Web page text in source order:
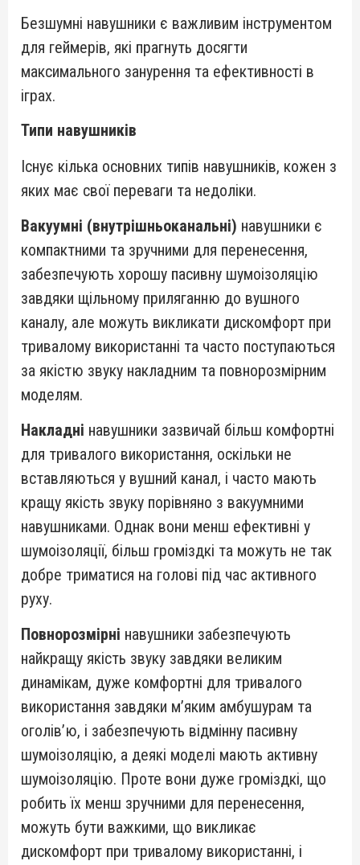
Безшумні навушники є важливим інструментом
для геймерів, які прагнуть досягти
максимального занурення та ефективності в
іграх.
Типи навушників
Існує кілька основних типів навушників, кожен з
яких має свої переваги та недоліки.
Вакуумні (внутрішньоканальні) навушники є
компактними та зручними для перенесення,
забезпечують хорошу пасивну шумоізоляцію
завдяки щільному приляганню до вушного
каналу, але можуть викликати дискомфорт при
тривалому використанні та часто поступаються
за якістю звуку накладним та повнорозмірним
моделям.
Накладні навушники зазвичай більш комфортні
для тривалого використання, оскільки не
вставляються у вушний канал, і часто мають
кращу якість звуку порівняно з вакуумними
навушниками. Однак вони менш ефективні у
шумоізоляції, більш громіздкі та можуть не так
добре триматися на голові під час активного
руху.
Повнорозмірні навушники забезпечують
найкращу якість звуку завдяки великим
динамікам, дуже комфортні для тривалого
використання завдяки м’яким амбушурам та
оголів’ю, і забезпечують відмінну пасивну
шумоізоляцію, а деякі моделі мають активну
шумоізоляцію. Проте вони дуже громіздкі, що
робить їх менш зручними для перенесення,
можуть бути важкими, що викликає
дискомфорт при тривалому використанні, і